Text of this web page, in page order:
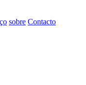
sobre Contacto